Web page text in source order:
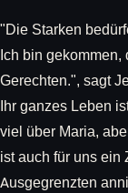
"Die Starken
Ich bin
Gerechten.", sagt
Ihr ganzes Leben
viel über Maria,
ist auch für uns ein
Ausgegrenzten